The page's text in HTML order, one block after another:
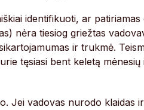
identifikuoti, ar
nėra tiesiog griežtas
ir trukmė.
tęsiasi bent keletą
Jei vadovas nurodo klaidas